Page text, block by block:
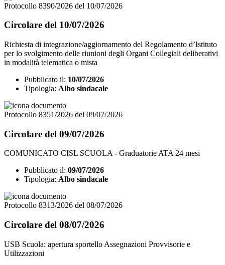
Protocollo 8390/2026 del 10/07/2026
Circolare del 10/07/2026
Richiesta di integrazione/aggiornamento del Regolamento d’Istituto
per lo svolgimento delle riunioni degli Organi Collegiali deliberativi
in modalità telematica o mista
Pubblicato il: 10/07/2026
Tipologia: Albo sindacale
Protocollo 8351/2026 del 09/07/2026
Circolare del 09/07/2026
COMUNICATO CISL SCUOLA - Graduatorie ATA 24 mesi
Pubblicato il: 09/07/2026
Tipologia: Albo sindacale
Protocollo 8313/2026 del 08/07/2026
Circolare del 08/07/2026
USB Scuola: apertura sportello Assegnazioni Provvisorie e
Utilizzazioni